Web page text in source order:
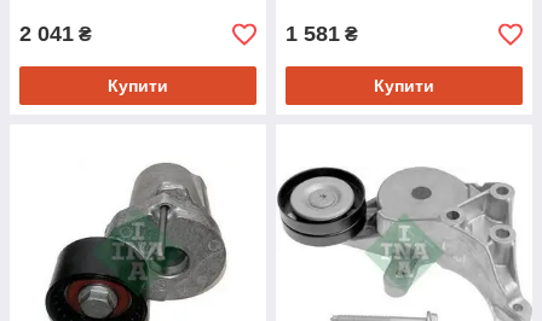
2 041 ₴
Купити
1 581 ₴
Купити